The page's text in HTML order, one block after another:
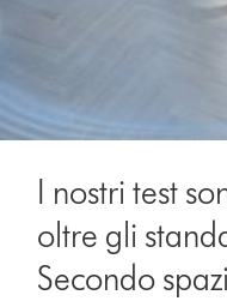
I nostri test
oltre gli
Secondo